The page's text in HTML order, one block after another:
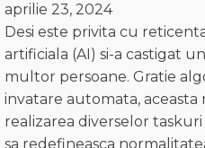
aprilie 23, 2024
Desi este privita cu
artificiala (AI) si-a castigat
multor persoane. Gratie
invatare automata, aceasta
realizarea diverselor
sa redefineasca